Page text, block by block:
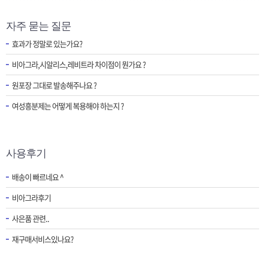
자주 묻는 질문
효과가 정말로 있는가요?
비아그라,시알리스,레비트라 차이점이 뭔가요 ?
원포장 그대로 발송해주나요 ?
여성흥분제는 어떻게 복용해야 하는지 ?
사용후기
배송이 빠르네요 ^
비아그라후기
사은품 관련..
재구매서비스있나요?